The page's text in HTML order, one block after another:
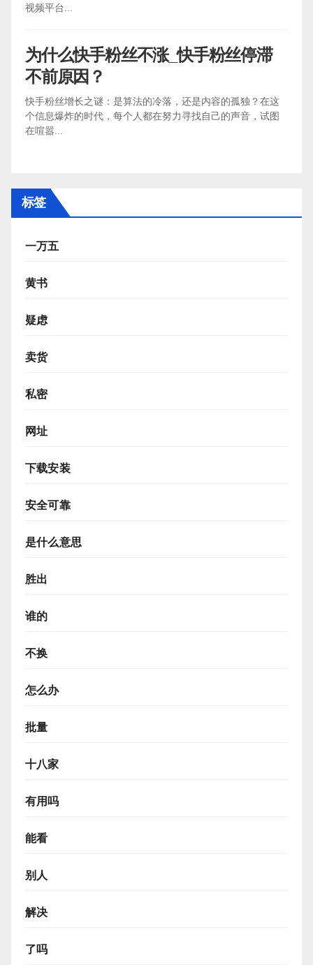
视频平台...
为什么快手粉丝不涨_快手粉丝停滞
不前原因？
快手粉丝增长之谜：是算法的冷落，还是内容的孤独？在这
个信息爆炸的时代，每个人都在努力寻找自己的声音，试图
在喧嚣...
标签
一万五
黄书
疑虑
卖货
私密
网址
下载安装
安全可靠
是什么意思
胜出
谁的
不换
怎么办
批量
十八家
有用吗
能看
别人
解决
了吗